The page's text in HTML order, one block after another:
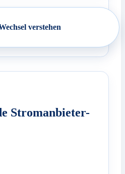
verstehen
Stromanbieter-